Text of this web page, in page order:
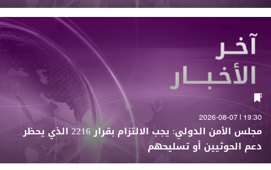
19:30 | 2026-08-07
مجلس الأمن الدولي: يجب الالتزام بقرار 2216 الذي يحظر
دعم الحوثيين أو تسليحهم